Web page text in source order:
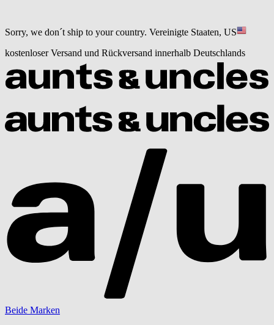
Sorry, we don´t ship to your country. Vereinigte Staaten, US
kostenloser Versand und Rückversand innerhalb Deutschlands
Beide Marken